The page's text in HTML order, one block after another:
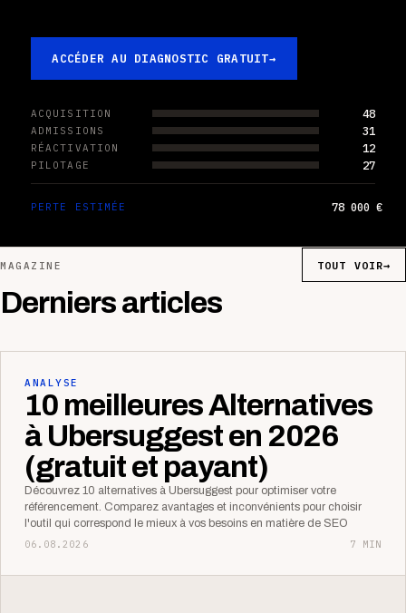
ACCÉDER AU DIAGNOSTIC GRATUIT→
ACQUISITION 48
ADMISSIONS 31
RÉACTIVATION 12
PILOTAGE 27
PERTE ESTIMÉE 78 000 €
MAGAZINE
Derniers articles
TOUT VOIR→
ANALYSE
10 meilleures Alternatives
à Ubersuggest en 2026
(gratuit et payant)
Découvrez 10 alternatives à Ubersuggest pour optimiser votre
référencement. Comparez avantages et inconvénients pour choisir
l'outil qui correspond le mieux à vos besoins en matière de SEO
06.08.2026
7 MIN